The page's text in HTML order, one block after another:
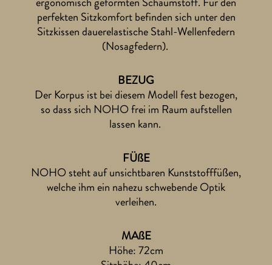
perfekten Sitzkomfort befinden sich unter den
Sitzkissen dauerelastische Stahl-Wellenfedern
(Nosagfedern).
BEZUG
Der Korpus ist bei diesem Modell fest bezogen,
so dass sich NOHO frei im Raum aufstellen
lassen kann.
FÜßE
NOHO steht auf unsichtbaren Kunststofffüßen,
welche ihm ein nahezu schwebende Optik
verleihen.
MAßE
Höhe: 72cm